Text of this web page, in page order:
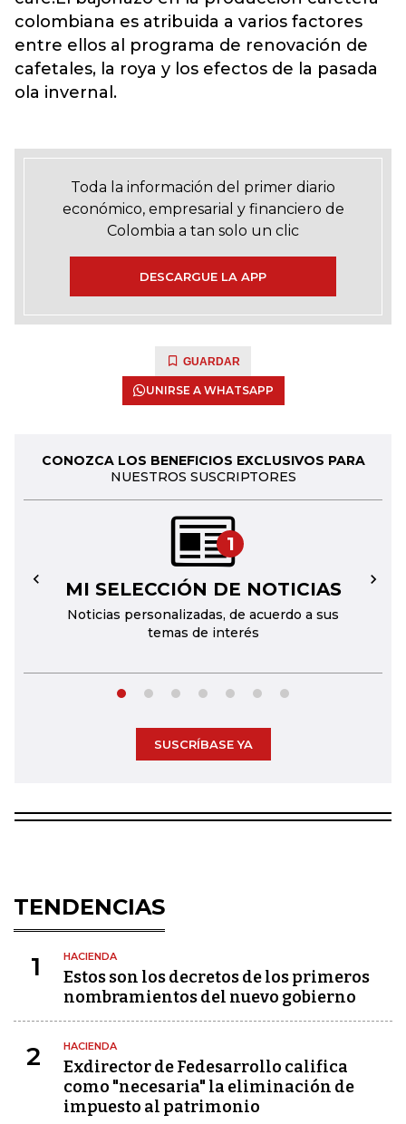
colombiana es atribuida a varios factores
entre ellos al programa de renovación de
cafetales, la roya y los efectos de la pasada
ola invernal.
Toda la información del primer diario
económico, empresarial y financiero de
Colombia a tan solo un clic
DESCARGUE LA APP
GUARDAR
UNIRSE A WHATSAPP
CONOZCA LOS BENEFICIOS EXCLUSIVOS PARA
NUESTROS SUSCRIPTORES
1
MI SELECCIÓN DE NOTICIAS
Noticias personalizadas, de acuerdo a sus
temas de interés
← →
SUSCRÍBASE YA
TENDENCIAS
1 HACIENDA
Estos son los decretos de los primeros
nombramientos del nuevo gobierno
2 HACIENDA
Exdirector de Fedesarrollo califica
como "necesaria" la eliminación de
impuesto al patrimonio